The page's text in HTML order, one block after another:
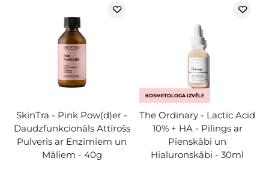
SkinTra - Pink Pow(d)er -
Daudzfunkcionāls Attīrošs
Pulveris ar Enzīmiem un
Māliem - 40g
KOSMETOLOGA IZVĒLE
The Ordinary - Lactic Acid
10% + HA - Pīlings ar
Pienskābi un
Hialuronskābi - 30ml